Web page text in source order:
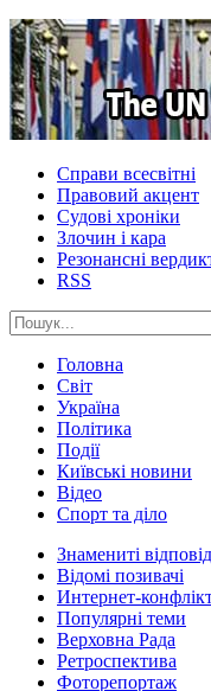
Справи всесвітні
Правовий акцент
Судові хроніки
Злочин і кара
Резонансні
RSS
Головна
Світ
Україна
Політика
Події
Київські новини
Відео
Спорт та діло
Знамениті
Відомі позивачі
Интернет-
Популярні теми
Верховна Рада
Ретроспектива
Фоторепортаж